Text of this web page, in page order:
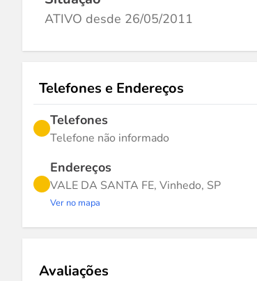
ATIVO desde 26/05/2011
Telefones e Endereços
Telefones
Telefone não informado
Endereços
VALE DA SANTA FE, Vinhedo, SP
Ver no mapa
Avaliações